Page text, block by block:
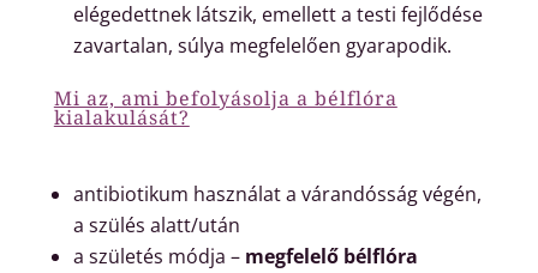
elégedettnek látszik, emellett a testi fejlődése
zavartalan, súlya megfelelően gyarapodik.
Mi az, ami befolyásolja a bélflóra
kialakulását?
antibiotikum használat a várandósság végén,
a szülés alatt/után
a születés módja – megfelelő bélflóra